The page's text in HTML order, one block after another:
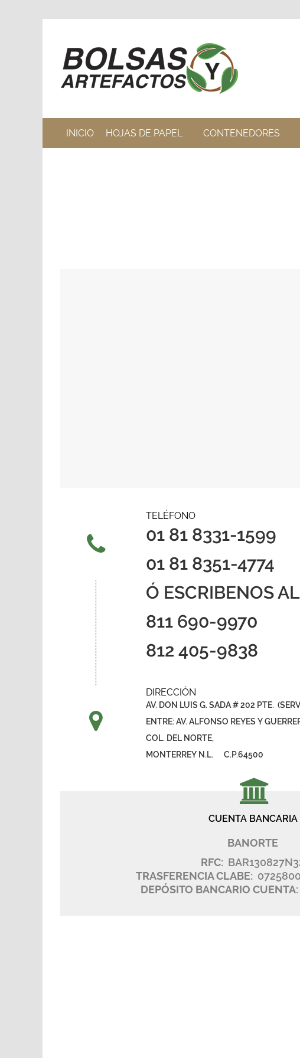
INICIO HOJAS DE PAPEL CONTENEDORES
TELÉFONO
01 81 8331-1599
01 81 8351-4774
Ó ESCRIBENOS
811 690-9970
812 405-9838
DIRECCIÓN
AV. DON LUIS G. SADA # 202 PTE.
ENTRE: AV. ALFONSO REYES Y
COL. DEL NORTE,
MONTERREY N.L. C.P.64500
CUENTA BANCARIA
BANORTE
RFC:
TRASFERENCIA CLABE:
DEPÓSITO BANCARIO CUENTA: